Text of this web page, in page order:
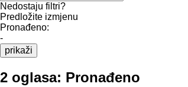
Nedostaju filtri?
Predložite izmjenu
Pronađeno:
-
prikaži
2 oglasa: Pronađeno